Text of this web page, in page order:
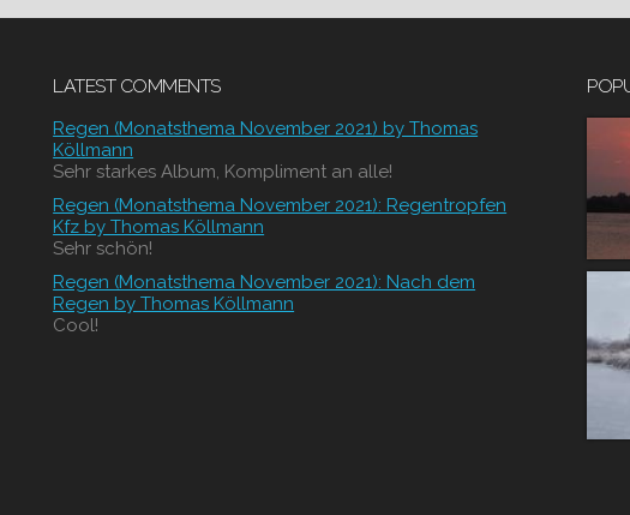
LATEST COMMENTS
Regen (Monatsthema November 2021) by Thomas
Köllmann
Sehr starkes Album, Kompliment an alle!
Regen (Monatsthema November 2021): Regentropfen
Kfz by Thomas Köllmann
Sehr schön!
Regen (Monatsthema November 2021): Nach dem
Regen by Thomas Köllmann
Cool!